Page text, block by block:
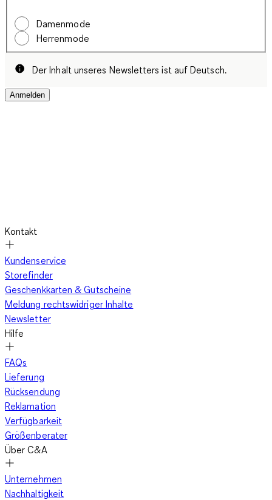
Damenmode
Herrenmode
Der Inhalt unseres Newsletters ist auf Deutsch.
Anmelden
Kontakt
Kundenservice
Storefinder
Geschenkkarten & Gutscheine
Meldung rechtswidriger Inhalte
Newsletter
Hilfe
FAQs
Lieferung
Rücksendung
Reklamation
Verfügbarkeit
Größenberater
Über C&A
Unternehmen
Nachhaltigkeit